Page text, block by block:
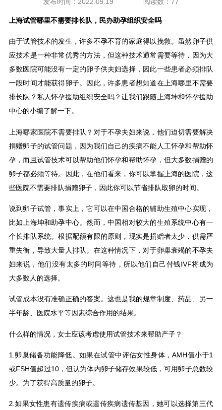
走进坤和
上海试管哪里不需要排长队，民办助孕组织安全吗
由于试管技术的发生，许多不孕不育的家庭得以挽救。虽然卵子供
应技术是一种非常优秀的方法，但这种技术通常需要等待，因为大
多数医院可能没有一定的卵子供夫妇选择，因此一些患者必须排队
一段时间才能获得卵子。因此，许多患者想知道在上海哪里不需要
排长队？私人怀孕援助组织安全吗？让我们跟随上海坤和怀孕援助
中心的小编了解一下。
上海哪家医院不需要排队？对于不孕夫妇来说，他们迫切需要解决
捐赠卵子的试管问题，因为我们自己的疾病不能人工怀孕和帮助怀
孕，而且试管技术可以帮助他们怀孕和帮助怀孕，但大多数捐赠的
卵子都必须等待。因此，在他们看来，你可以掌握上海的医院，这
些医院不需要排队捐赠卵子，因此你可以节省排队取卵的时间。
说到卵子试管，事实上，它可以在中国合格的辅助生殖中心实现，
比如上海坤和助孕中心。然而，中国相对较大的生殖系统中心有一
个长排队系统。根据配额有限的原则，现实是捐赠者太少，供需严
重失衡，导致大量人排队。在这种情况下，对于卵巢衰竭的不孕夫
妇来说，他们没有太多的时间等待，所以他们自己付钱IVF将成为
大多数人的选择。
试管成本没有准确正确的答案。这也是我的规章制度、药品、另一
半年龄、医院水平等因素综合作用的结果。
什么样的情况，女士应该考虑使用试管技术来帮助产子？
1.卵巢储备功能降低。如果在试管中评估女性身体，AMH值小于1
或FSH值超过10，但认为体内卵子储存效果较低，可用卵子总数较
少。为了获得高质量的卵子。
2.如果女性患有遗传疾病或遗传疾病遗传基因，她可以选择第三代